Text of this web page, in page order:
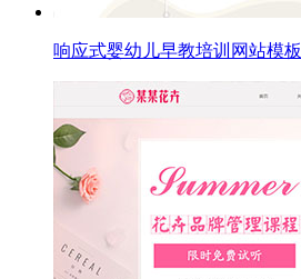
响应式婴幼儿早教培训网站模板